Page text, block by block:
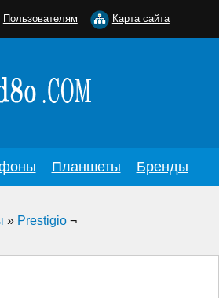
Планшеты Бренды
» Prestigio ¬
Пользователям Карта сайта